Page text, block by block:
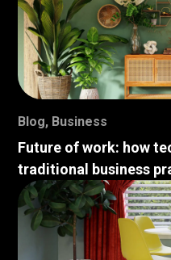
Blog, Business
Future of work: how
traditional business